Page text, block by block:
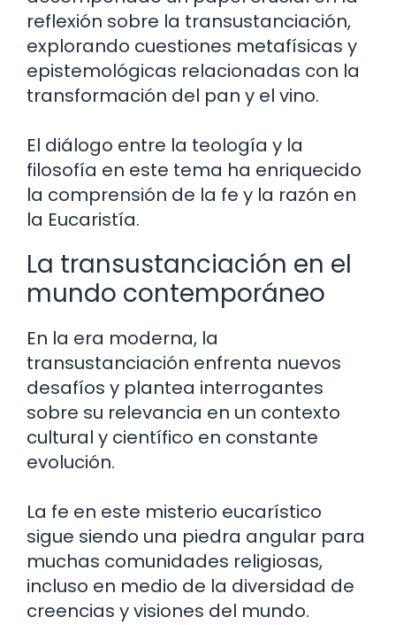
reflexión sobre la transustanciación,
explorando cuestiones metafísicas y
epistemológicas relacionadas con la
transformación del pan y el vino.
El diálogo entre la teología y la
filosofía en este tema ha enriquecido
la comprensión de la fe y la razón en
la Eucaristía.
La transustanciación en el
mundo contemporáneo
En la era moderna, la
transustanciación enfrenta nuevos
desafíos y plantea interrogantes
sobre su relevancia en un contexto
cultural y científico en constante
evolución.
La fe en este misterio eucarístico
sigue siendo una piedra angular para
muchas comunidades religiosas,
incluso en medio de la diversidad de
creencias y visiones del mundo.